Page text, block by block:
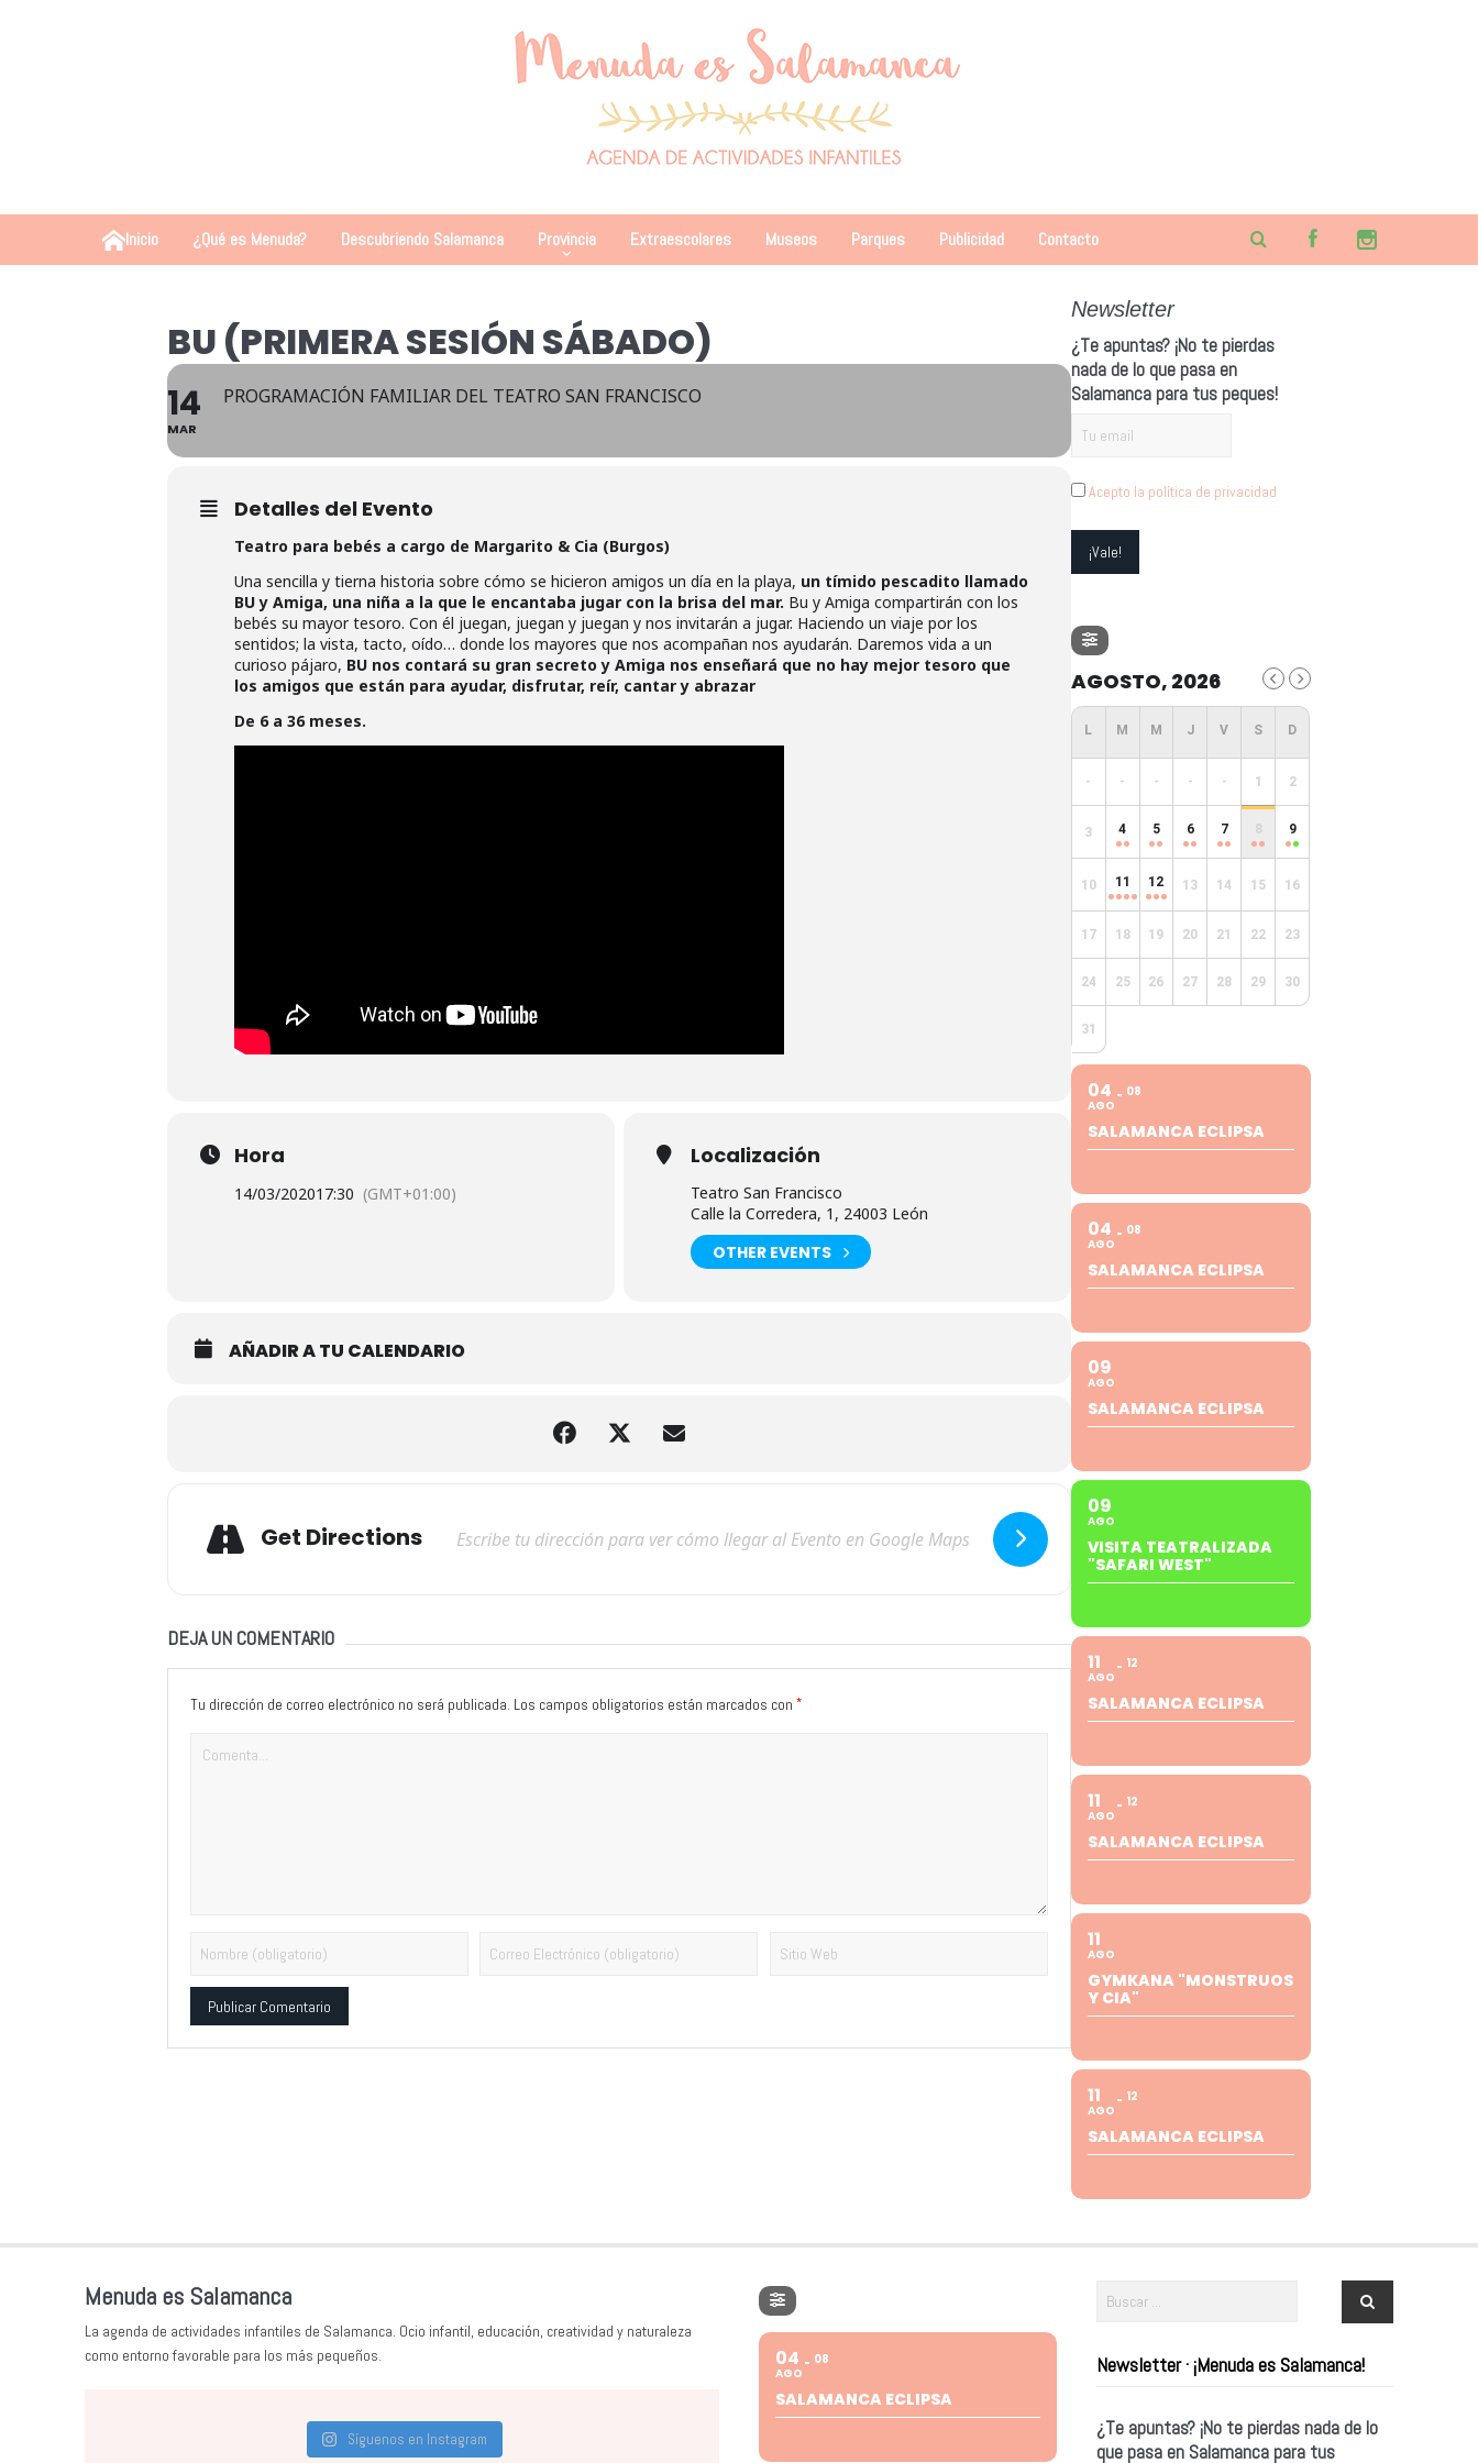
Inicio ¿Qué es Menuda? Descubriendo Salamanca Provincia Extraescolares Museos Parques Publicidad Contacto
BU (PRIMERA SESIÓN SÁBADO)
14
MAR
PROGRAMACIÓN FAMILIAR DEL TEATRO SAN FRANCISCO
Detalles del Evento
Teatro para bebés a cargo de Margarito & Cia (Burgos)
Una sencilla y tierna historia sobre cómo se hicieron amigos un día en la playa, un tímido pescadito llamado
BU y Amiga, una niña a la que le encantaba jugar con la brisa del mar. Bu y Amiga compartirán con los
bebés su mayor tesoro. Con él juegan, juegan y juegan y nos invitarán a jugar. Haciendo un viaje por los
sentidos; la vista, tacto, oído… donde los mayores que nos acompañan nos ayudarán. Daremos vida a un
curioso pájaro, BU nos contará su gran secreto y Amiga nos enseñará que no hay mejor tesoro que
los amigos que están para ayudar, disfrutar, reír, cantar y abrazar
De 6 a 36 meses.
Hora
14/03/202017:30 (GMT+01:00)
Localización
Teatro San Francisco
Calle la Corredera, 1, 24003 León
OTHER EVENTS
AÑADIR A TU CALENDARIO
Get Directions
DEJA UN COMENTARIO
Tu dirección de correo electrónico no será publicada. Los campos obligatorios están marcados con *
Newsletter
¿Te apuntas? ¡No te pierdas
nada de lo que pasa en
Salamanca para tus peques!
Acepto la política de privacidad
AGOSTO, 2026
- - - - - 1 2
3 4 5 6 7 8 9
10 11 12 13 14 15 16
17 18 19 20 21 22 23
24 25 26 27 28 29 30
31
04
AGO
08
SALAMANCA ECLIPSA
04
AGO
08
SALAMANCA ECLIPSA
09
AGO
SALAMANCA ECLIPSA
09
AGO
VISITA TEATRALIZADA
"SAFARI WEST"
11
AGO
12
SALAMANCA ECLIPSA
11
AGO
12
SALAMANCA ECLIPSA
11
AGO
GYMKANA "MONSTRUOS
Y CIA"
11
AGO
12
SALAMANCA ECLIPSA
Menuda es Salamanca
La agenda de actividades infantiles de Salamanca. Ocio infantil, educación, creatividad y naturaleza
como entorno favorable para los más pequeños.
Síguenos en Instagram
04
AGO
08
SALAMANCA ECLIPSA
Newsletter · ¡Menuda es Salamanca!
¿Te apuntas? ¡No te pierdas nada de lo
que pasa en Salamanca para tus